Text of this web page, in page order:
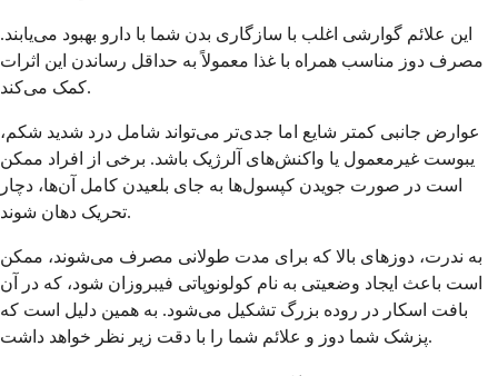
این علائم گوارشی اغلب با سازگاری بدن شما با دارو بهبود می‌یابند.
مصرف دوز مناسب همراه با غذا معمولاً به حداقل رساندن این اثرات
کمک می‌کند.
عوارض جانبی کمتر شایع اما جدی‌تر می‌تواند شامل درد شدید شکم،
یبوست غیرمعمول یا واکنش‌های آلرژیک باشد. برخی از افراد ممکن
است در صورت جویدن کپسول‌ها به جای بلعیدن کامل آن‌ها، دچار
تحریک دهان شوند.
به ندرت، دوزهای بالا که برای مدت طولانی مصرف می‌شوند، ممکن
است باعث ایجاد وضعیتی به نام کولونوپاتی فیبروزان شود، که در آن
بافت اسکار در روده بزرگ تشکیل می‌شود. به همین دلیل است که
پزشک شما دوز و علائم شما را با دقت زیر نظر خواهد داشت.